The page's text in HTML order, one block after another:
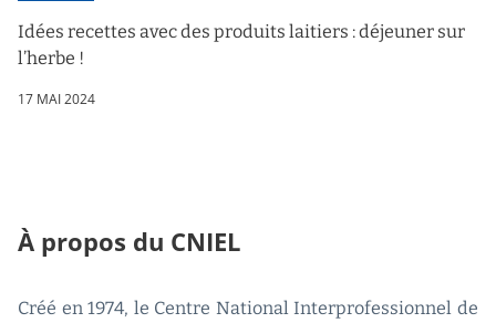
Idées recettes avec des produits laitiers : déjeuner sur
l’herbe !
17 MAI 2024
À propos du CNIEL
Créé en 1974, le Centre National Interprofessionnel de